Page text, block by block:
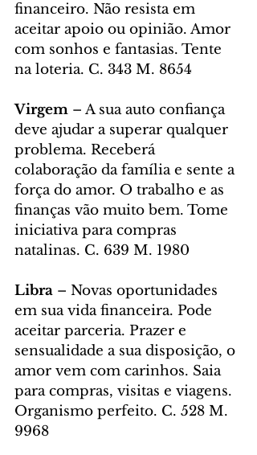
financeiro. Não resista em
aceitar apoio ou opinião. Amor
com sonhos e fantasias. Tente
na loteria. C. 343 M. 8654
Virgem – A sua auto confiança
deve ajudar a superar qualquer
problema. Receberá
colaboração da família e sente a
força do amor. O trabalho e as
finanças vão muito bem. Tome
iniciativa para compras
natalinas. C. 639 M. 1980
Libra – Novas oportunidades
em sua vida financeira. Pode
aceitar parceria. Prazer e
sensualidade a sua disposição, o
amor vem com carinhos. Saia
para compras, visitas e viagens.
Organismo perfeito. C. 528 M.
9968